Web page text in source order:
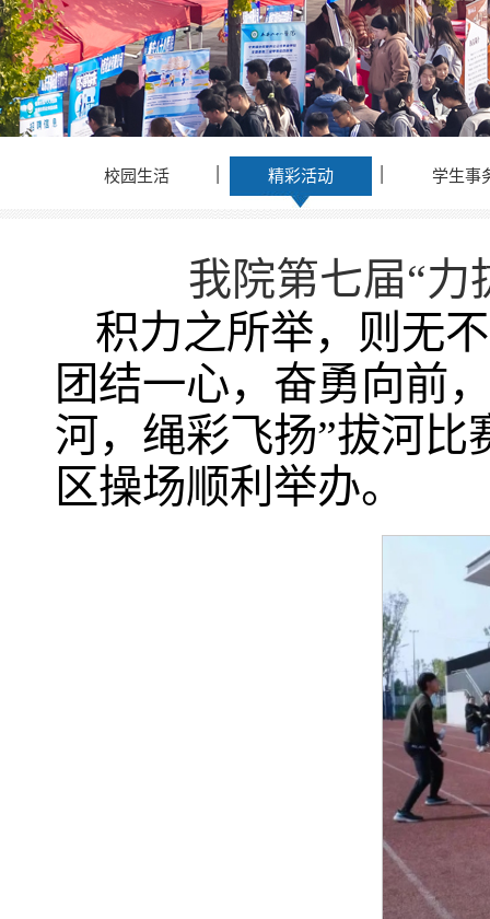
校园生活 精彩活动 学生事
我院第七届“力
积力之所举，则无
团结一心，奋勇向前
河，绳彩飞扬”拔河比
区操场顺利举办。